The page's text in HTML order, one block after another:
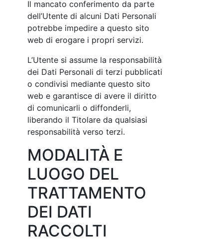
Il mancato conferimento da parte
dell’Utente di alcuni Dati Personali
potrebbe impedire a questo sito
web di erogare i propri servizi.
L’Utente si assume la responsabilità
dei Dati Personali di terzi pubblicati
o condivisi mediante questo sito
web e garantisce di avere il diritto
di comunicarli o diffonderli,
liberando il Titolare da qualsiasi
responsabilità verso terzi.
MODALITÀ E
LUOGO DEL
TRATTAMENTO
DEI DATI
RACCOLTI